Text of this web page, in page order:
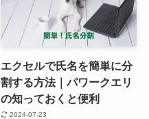
エクセルで氏名を簡単に分
割する方法｜パワークエリ
の知っておくと便利
2024-07-23